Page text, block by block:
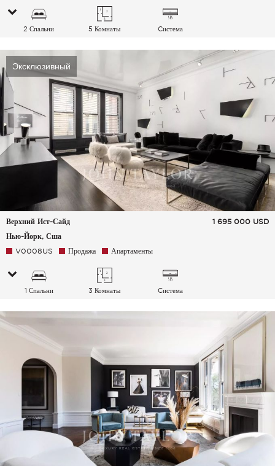
2 Спальни 5 Комнаты
Cистема
Эксклюзивный
Верхний Ист-Сайд
Нью-Йорк, Сша
1 695 000 USD
V0008US Продажа Апартаменты
1 Спальни 3 Комнаты
Cистема